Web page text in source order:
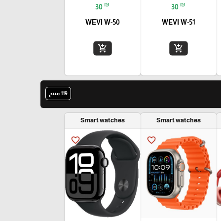
30 ₪
WEVI W-51
add_shopping_cart
30 ₪
WEVI W-50
add_shopping_cart
119 منتج
Smart watches
favorite_border
Smart watches
favorite_border